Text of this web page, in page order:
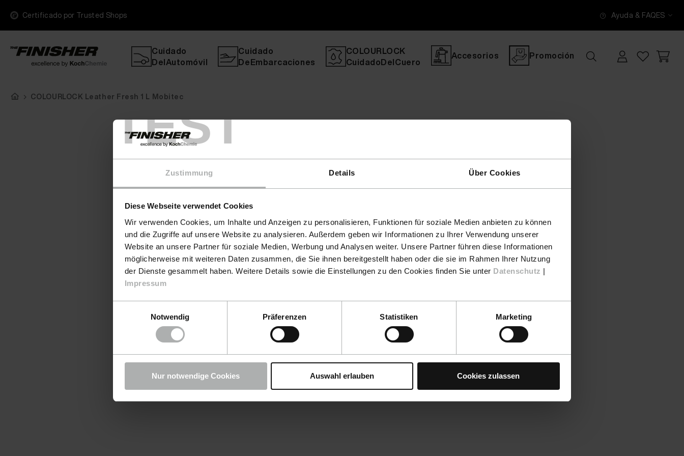
TEST
Zustimmung Details Über Cookies
Diese Webseite verwendet Cookies
Wir verwenden Cookies, um Inhalte und Anzeigen zu personalisieren, Funktionen für soziale Medien anbieten zu können
und die Zugriffe auf unsere Website zu analysieren. Außerdem geben wir Informationen zu Ihrer Verwendung unserer
Website an unsere Partner für soziale Medien, Werbung und Analysen weiter. Unsere Partner führen diese Informationen
möglicherweise mit weiteren Daten zusammen, die Sie ihnen bereitgestellt haben oder die sie im Rahmen Ihrer Nutzung
der Dienste gesammelt haben. Weitere Details sowie die Einstellungen zu den Cookies finden Sie unter Datenschutz |
Impressum
Notwendig
Präferenzen Statistiken Marketing
Nur notwendige Cookies Auswahl erlauben Cookies zulassen
Certificado por Trusted Shops Ayuda & FAQES
Cuidado
DelAutomóvil
Cuidado
DeEmbarcaciones
COLOURLOCK
CuidadoDelCuero
Accesorios Promoción
COLOURLOCK Leather Fresh 1 L Mobitec